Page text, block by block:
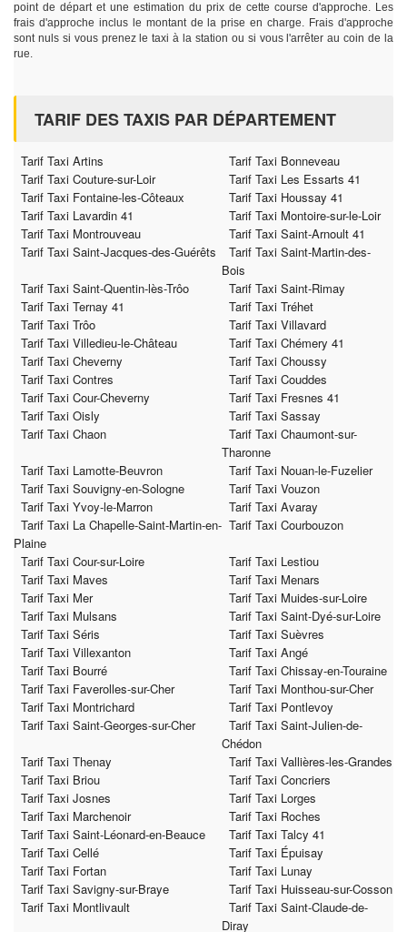
point de départ et une estimation du prix de cette course d'approche. Les
frais d'approche inclus le montant de la prise en charge. Frais d'approche
sont nuls si vous prenez le taxi à la station ou si vous l'arrêter au coin de la
rue.
TARIF DES TAXIS PAR DÉPARTEMENT
Tarif Taxi Artins
Tarif Taxi Bonneveau
Tarif Taxi Couture-sur-Loir
Tarif Taxi Les Essarts 41
Tarif Taxi Fontaine-les-Côteaux
Tarif Taxi Houssay 41
Tarif Taxi Lavardin 41
Tarif Taxi Montoire-sur-le-Loir
Tarif Taxi Montrouveau
Tarif Taxi Saint-Arnoult 41
Tarif Taxi Saint-Jacques-des-Guérêts
Tarif Taxi Saint-Martin-des-
Bois
Tarif Taxi Saint-Quentin-lès-Trôo
Tarif Taxi Saint-Rimay
Tarif Taxi Ternay 41
Tarif Taxi Tréhet
Tarif Taxi Trôo
Tarif Taxi Villavard
Tarif Taxi Villedieu-le-Château
Tarif Taxi Chémery 41
Tarif Taxi Cheverny
Tarif Taxi Choussy
Tarif Taxi Contres
Tarif Taxi Couddes
Tarif Taxi Cour-Cheverny
Tarif Taxi Fresnes 41
Tarif Taxi Oisly
Tarif Taxi Sassay
Tarif Taxi Chaon
Tarif Taxi Chaumont-sur-
Tharonne
Tarif Taxi Lamotte-Beuvron
Tarif Taxi Nouan-le-Fuzelier
Tarif Taxi Souvigny-en-Sologne
Tarif Taxi Vouzon
Tarif Taxi Yvoy-le-Marron
Tarif Taxi Avaray
Tarif Taxi La Chapelle-Saint-Martin-en-
Plaine
Tarif Taxi Courbouzon
Tarif Taxi Cour-sur-Loire
Tarif Taxi Lestiou
Tarif Taxi Maves
Tarif Taxi Menars
Tarif Taxi Mer
Tarif Taxi Muides-sur-Loire
Tarif Taxi Mulsans
Tarif Taxi Saint-Dyé-sur-Loire
Tarif Taxi Séris
Tarif Taxi Suèvres
Tarif Taxi Villexanton
Tarif Taxi Angé
Tarif Taxi Bourré
Tarif Taxi Chissay-en-Touraine
Tarif Taxi Faverolles-sur-Cher
Tarif Taxi Monthou-sur-Cher
Tarif Taxi Montrichard
Tarif Taxi Pontlevoy
Tarif Taxi Saint-Georges-sur-Cher
Tarif Taxi Saint-Julien-de-
Chédon
Tarif Taxi Thenay
Tarif Taxi Vallières-les-Grandes
Tarif Taxi Briou
Tarif Taxi Concriers
Tarif Taxi Josnes
Tarif Taxi Lorges
Tarif Taxi Marchenoir
Tarif Taxi Roches
Tarif Taxi Saint-Léonard-en-Beauce
Tarif Taxi Talcy 41
Tarif Taxi Cellé
Tarif Taxi Épuisay
Tarif Taxi Fortan
Tarif Taxi Lunay
Tarif Taxi Savigny-sur-Braye
Tarif Taxi Huisseau-sur-Cosson
Tarif Taxi Montlivault
Tarif Taxi Saint-Claude-de-
Diray